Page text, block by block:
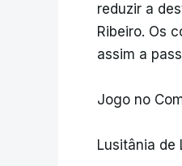
reduzir a
Ribeiro. Os
assim a
Jogo no
Lusitânia de